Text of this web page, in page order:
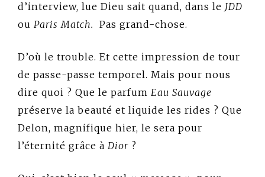
d’interview, lue Dieu sait quand, dans le JDD
ou Paris Match. Pas grand-chose.
D’où le trouble. Et cette impression de tour
de passe-passe temporel. Mais pour nous
dire quoi ? Que le parfum Eau Sauvage
préserve la beauté et liquide les rides ? Que
Delon, magnifique hier, le sera pour
l’éternité grâce à Dior ?